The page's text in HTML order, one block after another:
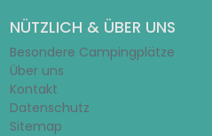
NÜTZLICH & ÜBER UNS
Besondere Campingplätze
Über uns
Kontakt
Datenschutz
Sitemap